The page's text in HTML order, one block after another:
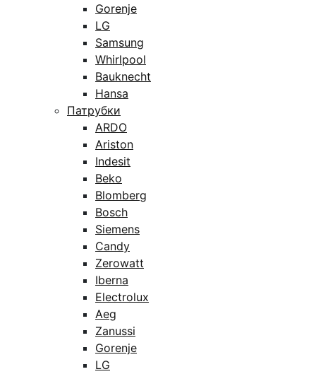
Gorenje
LG
Samsung
Whirlpool
Bauknecht
Hansa
Патрубки
ARDO
Ariston
Indesit
Beko
Blomberg
Bosch
Siemens
Candy
Zerowatt
Iberna
Electrolux
Aeg
Zanussi
Gorenje
LG